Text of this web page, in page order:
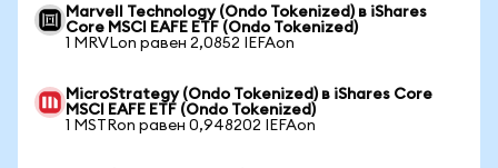
Marvell Technology (Ondo Tokenized) в iShares
Core MSCI EAFE ETF (Ondo Tokenized)
1 MRVLon равен 2,0852 IEFAon
MicroStrategy (Ondo Tokenized) в iShares Core
MSCI EAFE ETF (Ondo Tokenized)
1 MSTRon равен 0,948202 IEFAon